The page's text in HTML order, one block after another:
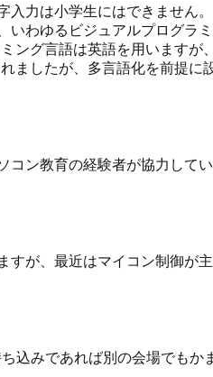
力は小学生にはできません
いわゆるビジュアルプログラ
ング言語は英語を用いますが
ましたが、多言語化を前提に
ン教育の経験者が協力して
が、最近はマイコン制御が
込みであれば別の会場でもか